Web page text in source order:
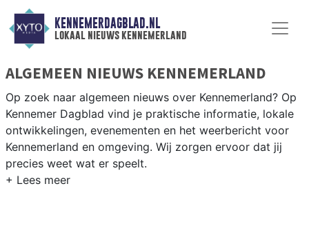
KENNEMERDAGBLAD.NL
lokaal nieuws kennemerland
ALGEMEEN NIEUWS KENNEMERLAND
Op zoek naar algemeen nieuws over Kennemerland? Op
Kennemer Dagblad vind je praktische informatie, lokale
ontwikkelingen, evenementen en het weerbericht voor
Kennemerland en omgeving. Wij zorgen ervoor dat jij
precies weet wat er speelt.